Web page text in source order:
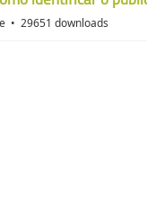
29651 downloads